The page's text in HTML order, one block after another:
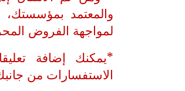
والمعتمد بمؤسستك،
لمواجهة الفروض
*يمكنك إضافة
الاستفسارات من